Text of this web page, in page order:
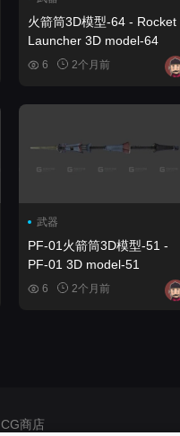
火箭筒3D模型-64 - Rocket
Launcher 3D model-64
6 2个月前
武器
PF-01火箭筒3D模型-51 -
PF-01 3D model-51
6 2个月前
CG商店